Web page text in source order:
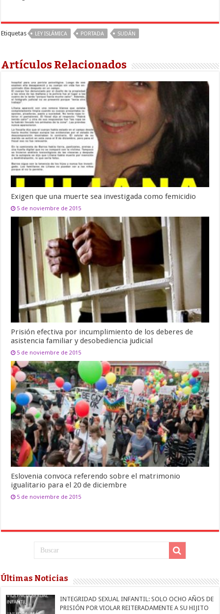
Etiquetas LEY ISLÁMICA PORTADA SUDÁN
Artículos Relacionados
Exigen que una muerte sea investigada como femicidio
5 de noviembre de 2015
Prisión efectiva por incumplimiento de los deberes de
asistencia familiar y desobediencia judicial
5 de noviembre de 2015
Eslovenia convoca referendo sobre el matrimonio
igualitario para el 20 de diciembre
5 de noviembre de 2015
Últimas Noticias
INTEGRIDAD SEXUAL INFANTIL: SOLO OCHO AÑOS DE
PRISIÓN POR VIOLAR REITERADAMENTE A SU HIJITO